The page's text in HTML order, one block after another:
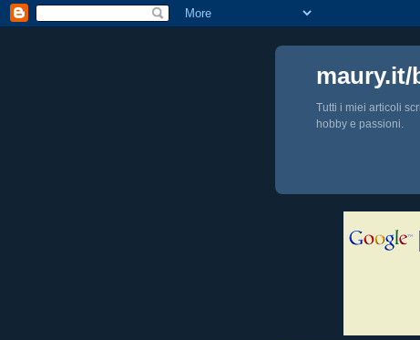
Tutti i miei articoli
hobby e passioni.